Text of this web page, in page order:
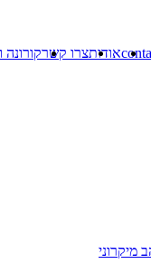
אודותצרו קשר